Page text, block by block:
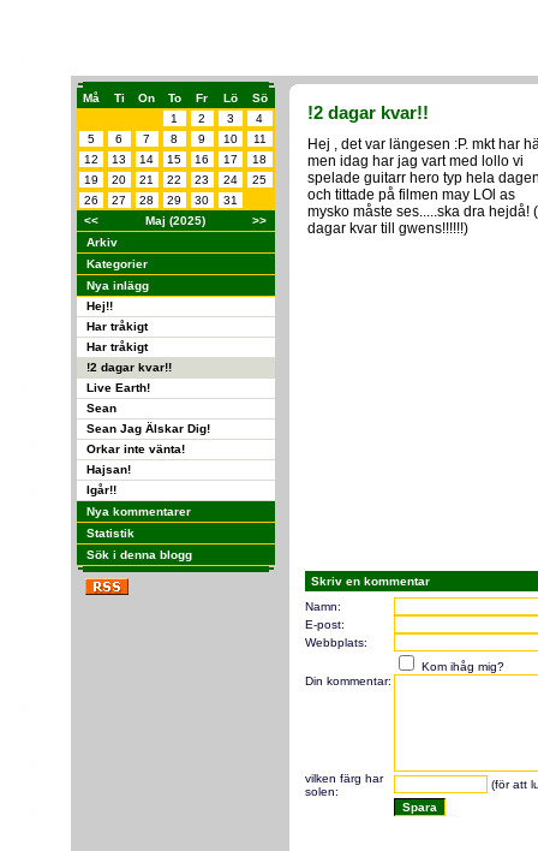
Må Ti On To Fr Lö
Sö
1
2 3
4
5
6 7 8 9 10
11
12
13 14 15 16 17
18
19
20 21 22 23 24
25
26
27 28 29 30
31
<<
Maj (2025)
>>
Arkiv
Kategorier
Nya inlägg
Hej!!
Har tråkigt
Har tråkigt
!2 dagar kvar!!
Live Earth!
Sean
Sean Jag Älskar Dig!
Orkar inte vänta!
Hajsan!
Igår!!
Nya kommentarer
Statistik
Sök i denna blogg
!2 dagar kvar!!
Hej , det var längesen :P. mkt har
men idag har jag vart med lollo vi
spelade guitarr hero typ hela
och tittade på filmen may LOl as
mysko måste ses.....ska dra hejdå!
dagar kvar till gwens!!!!!!)
Skriv en kommentar
Namn:
E-post:
Webbplats:
Kom ihåg mig?
Din kommentar:
vilken färg har
solen:
(för att